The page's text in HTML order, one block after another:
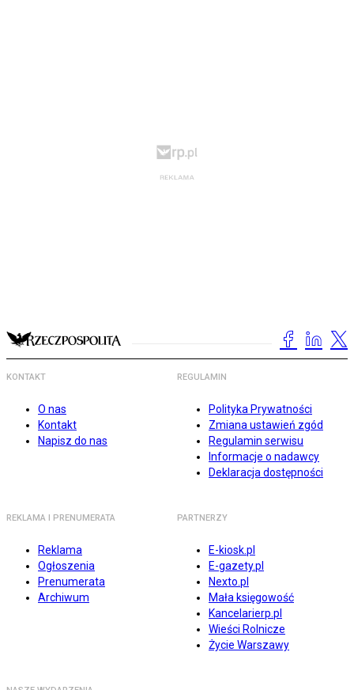
KONTAKT
O nas
Kontakt
Napisz do nas
REGULAMIN
Polityka Prywatności
Zmiana ustawień zgód
Regulamin serwisu
Informacje o nadawcy
Deklaracja dostępności
REKLAMA I PRENUMERATA
Reklama
Ogłoszenia
Prenumerata
Archiwum
PARTNERZY
E-kiosk.pl
E-gazety.pl
Nexto.pl
Mała księgowość
Kancelarierp.pl
Wieści Rolnicze
Życie Warszawy